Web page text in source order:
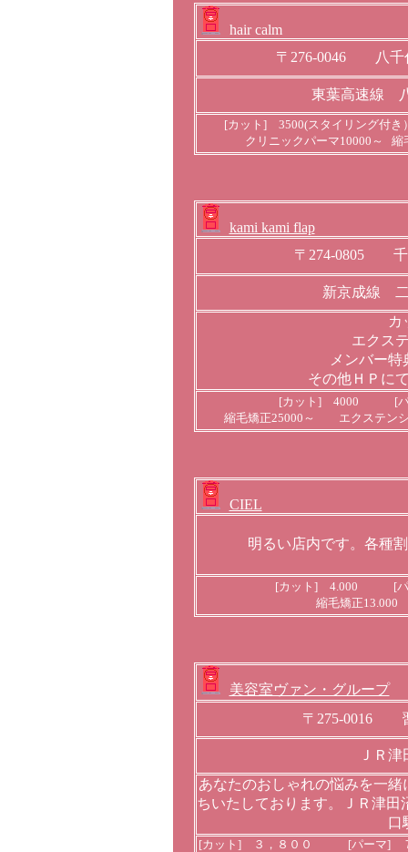
hair calm
〒276-0046 八千
東葉高速線
[カット] 3500(スタイリン
クリニックパーマ10000～ 縮
kami kami flap
〒274-0805 千
新京成線
エクス
メンバー
その他ＨＰ
[カット] 4000 [パ
縮毛矯正25000～ エクステン
CIEL
明るい店内です。各種
[カット] 4.000 [パ
縮毛矯正
美容室ヴァン・グループ
〒275-0016
ＪＲ
あなたのおしゃれの悩みを一
ちいたしております。ＪＲ津
口
[カット] ３，８００ [パーマ]